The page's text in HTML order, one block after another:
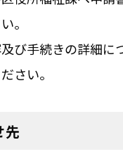
。
び手続きの詳細に
さい。
先